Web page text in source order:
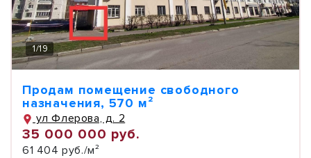
1/19
Продам помещение свободного
назначения, 570 м²
ул Флерова, д. 2
35 000 000 руб.
61 404 руб./м²